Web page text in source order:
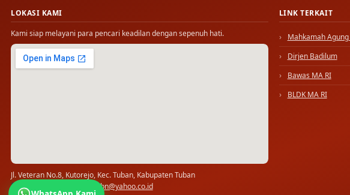
LOKASI KAMI
Kami siap melayani para pencari keadilan dengan sepenuh hati.
Jl. Veteran No.8, Kutorejo, Kec. Tuban, Kabupaten Tuban
(0356) 321778 · ✉
pn_tbn@yahoo.co.id
LINK TERKAIT
Mahkamah Agung
Dirjen Badilum
Bawas MA RI
BLDK MA RI